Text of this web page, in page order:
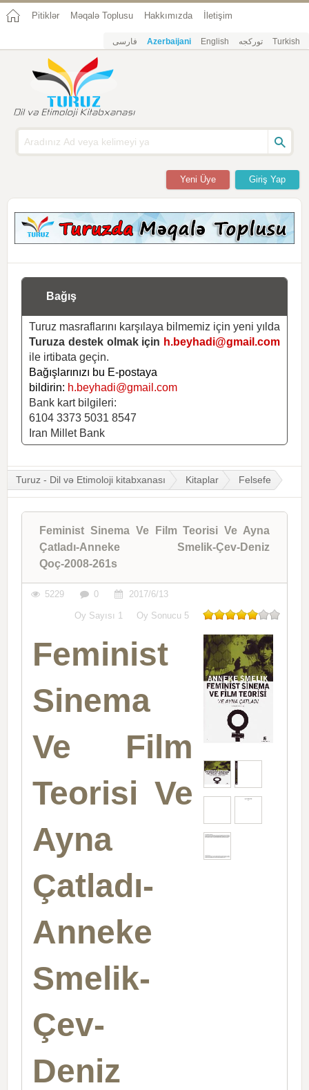
Pitiklər Məqalə Toplusu Hakkımızda İletişim
فارسی Azerbaijani English تورکجه Turkish
Giriş Yap
Yeni Üye
Bağış
Turuz masraflarını karşılaya bilmemiz için yeni yılda
Turuza destek olmak için h.beyhadi@gmail.com
ile irtibata geçin.
Bağışlarınızı bu E-postaya
bildirin: h.beyhadi@gmail.com
Bank kart bilgileri:
6104 3373 5031 8547
Iran Millet Bank
Turuz - Dil və Etimoloji kitabxanası Kitaplar Felsefe
Feminist Sinema Ve Film Teorisi Ve Ayna
Çatladı-Anneke Smelik-Çev-Deniz
Qoç-2008-261s
5229 0 2017/6/13
Oy Sayısı 1 Oy Sonucu 5
Feminist
Sinema
Ve Film
Teorisi Ve
Ayna
Çatladı-
Anneke
Smelik-
Çev-
Deniz